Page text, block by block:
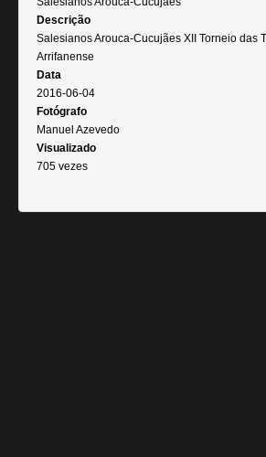
Descrição
Salesianos Arouca-Cucujães XII Torneio das
Arrifanense
Data
2016-06-04
Fotógrafo
Manuel Azevedo
Visualizado
705 vezes